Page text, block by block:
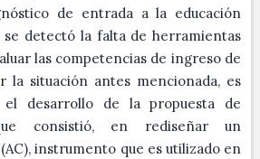
de entrada a la educación
se detectó la falta de herramientas
las competencias de ingreso de
la situación antes mencionada, es
el desarrollo de la propuesta de
consistió, en rediseñar un
instrumento que es utilizado en